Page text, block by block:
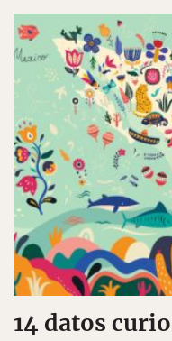
14 datos